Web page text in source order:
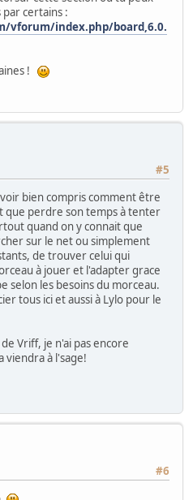
certains :
vforum/index.php/board,6.0.
!
#5
bien compris comment être
que perdre son temps à tenter
quand on y connait que
sur le net ou simplement
de trouver celui qui
à jouer et l'adapter grace
selon les besoins du morceau.
tous ici et aussi à Lylo pour le
Vriff, je n'ai pas encore
viendra à l'sage!
#6